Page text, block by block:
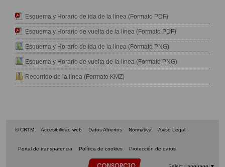
Esquema y Horario de ida de la línea (Formato PDF)
Esquema y Horario de vuelta de la línea (Formato PDF)
Esquema y Horario de ida de la línea (Formato PNG)
Esquema y Horario de vuelta de la línea (Formato PNG)
Recorrido de la línea (Formato KMZ)
© CRTM Accesibilidad web Datos Abiertos Normativa Aviso Legal
Portal de transparencia Política de cookies Protección de datos